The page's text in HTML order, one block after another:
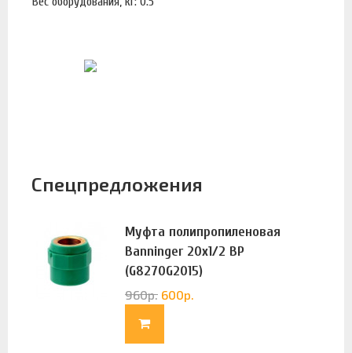
Спецпредложения
Муфта полипропиленовая
Banninger 20х1/2 ВР
(G8270G2015)
960р. 600р.